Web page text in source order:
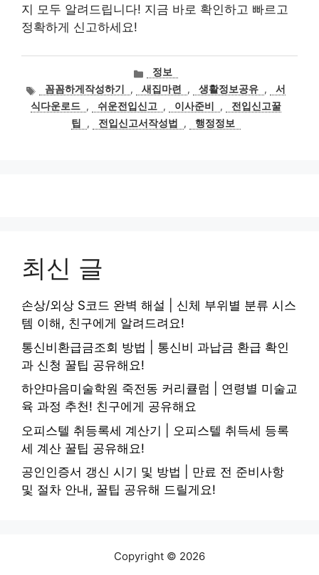
지 모두 알려드립니다! 지금 바로 확인하고 빠르고
정확하게 신고하세요!
카
테
고
리
정보
태
그
꼼꼼하게작성하기 , 새집마련 , 생활정보공유 ,
서
식다운로드 , 쉬운전입신고 , 이사준비 ,
전입신고꿀
팁
, 전입신고서작성법 , 행정정보
최신 글
손상/외상 S코드 완벽 해설 | 신체 부위별 분류 시스
템 이해, 친구에게 알려드려요!
통신비환급금조회 방법 | 통신비 과납금 환급 확인
과 신청 꿀팁 공유해요!
하얀마음미술학원 죽전동 커리큘럼 | 연령별 미술교
육 과정 추천! 친구에게 공유해요
오피스텔 취등록세 계산기 | 오피스텔 취득세 등록
세 계산 꿀팁 공유해요!
공인인증서 갱신 시기 및 방법 | 만료 전 준비사항
및 절차 안내, 꿀팁 공유해 드릴게요!
Copyright © 2026